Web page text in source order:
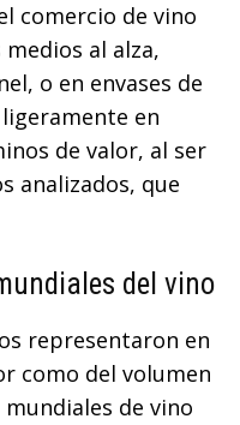
comercio de vino
al alza,
o en envases de
en
de valor, al ser
analizados, que
del vino
representaron en
como del volumen
de vino